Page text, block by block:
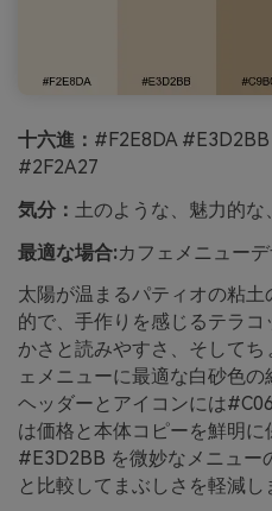
十六進： #F2E8DA
#2F2A27
気分： 土のような、魅力的な
最適な場合:カフェメニュー
太陽が温まるパティオの粘
的で、手作りを感じるテラ
かさと読みやすさ、そして
ェメニューに最適な白砂色
ヘッダーとアイコンには
は価格と本体コピーを鮮明
#E3D2BB を微妙なメニュー
と比較してまぶしさを軽減し